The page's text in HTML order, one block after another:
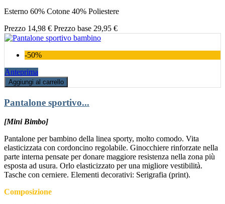
Esterno 60% Cotone 40% Poliestere
Prezzo 14,98 € Prezzo base 29,95 €
-50%
Anteprima
Aggiungi al carrello
Pantalone sportivo...
[Mini Bimbo]
Pantalone per bambino della linea sporty, molto comodo. Vita
elasticizzata con cordoncino regolabile. Ginocchiere rinforzate nella
parte interna pensate per donare maggiore resistenza nella zona più
esposta ad usura. Orlo elasticizzato per una migliore vestibilità.
Tasche con cerniere. Elementi decorativi: Serigrafia (print).
Composizione